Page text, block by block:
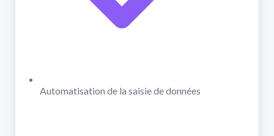
Automatisation de la saisie de données